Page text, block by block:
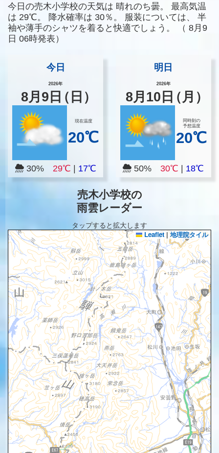
今日の売木小学校の天気は 晴れのち曇。
最高気温
は 29℃。 降水確率は 30％。 服装については、
半
袖や薄手のシャツを着ると快適でしょう。
（ 8月9
日 06時発表）
今日
2026年
8月 9 日（日）
現在温度
20℃
30% 29℃ 17℃
明日
2026年
8月 10 日（月）
同時刻の
予想温度
20℃
50% 30℃ 18℃
売木小学校の
雨雲レーダー
タップすると拡大します
Leaflet | 地理院タイル